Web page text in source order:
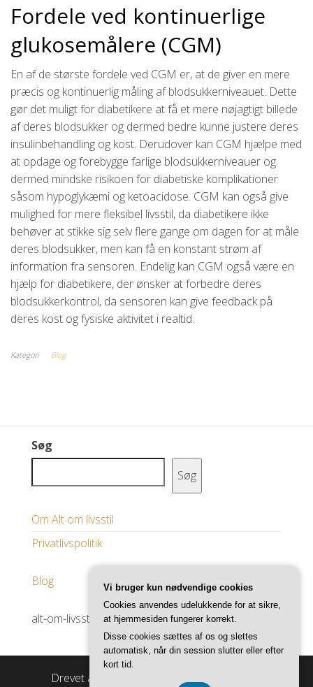
Fordele ved kontinuerlige
glukosemålere (CGM)
En af de største fordele ved CGM er, at de giver en mere
præcis og kontinuerlig måling af blodsukkerniveauet. Dette
gør det muligt for diabetikere at få et mere nøjagtigt billede
af deres blodsukker og dermed bedre kunne justere deres
insulinbehandling og kost. Derudover kan CGM hjælpe med
at opdage og forebygge farlige blodsukkerniveauer og
dermed mindske risikoen for diabetiske komplikationer
såsom hypoglykæmi og ketoacidose. CGM kan også give
mulighed for mere fleksibel livsstil, da diabetikere ikke
behøver at stikke sig selv flere gange om dagen for at måle
deres blodsukker, men kan få en konstant strøm af
information fra sensoren. Endelig kan CGM også være en
hjælp for diabetikere, der ønsker at forbedre deres
blodsukkerkontrol, da sensoren kan give feedback på
deres kost og fysiske aktivitet i realtid.
Kategori Blog
Søg
Søg
Om Alt om livsstil
Privatlivspolitik
Blog
alt-om-livsstil.dk
Drevet af
Vi bruger kun nødvendige cookies
Cookies anvendes udelukkende for at sikre,
at hjemmesiden fungerer korrekt.
Disse cookies sættes af os og slettes
automatisk, når din session slutter eller efter
kort tid.